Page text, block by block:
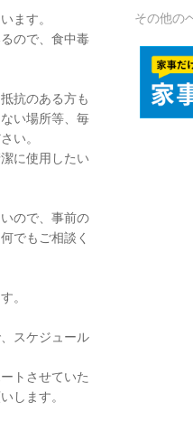
ます。
ので、食中毒
抗のある方も
い場所等、毎
い。
に使用したい
ので、事前の
でもご相談く
。
スケジュール
トさせていた
します。
その他の